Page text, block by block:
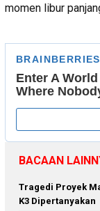
momen libur
BACAAN
Tragedi Proyek
K3 Dipertanyakan